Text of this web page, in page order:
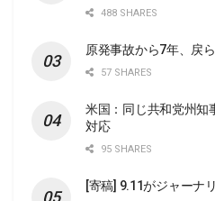
488 SHARES
原発事故から7年、戻
57 SHARES
米国：同じ共和党州知
対応
95 SHARES
[寄稿] 9.11がジャーナ